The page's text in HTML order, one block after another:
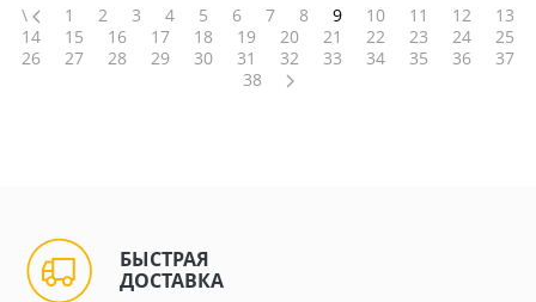
\ 1 2 3 4 5 6 7 8 9 10 11 12
13
14
15 16 17 18 19 20 21 22 23 24
25
26
27 28 29 30 31 32 33 34 35 36
37
38
БЫСТРАЯ
ДОСТАВКА